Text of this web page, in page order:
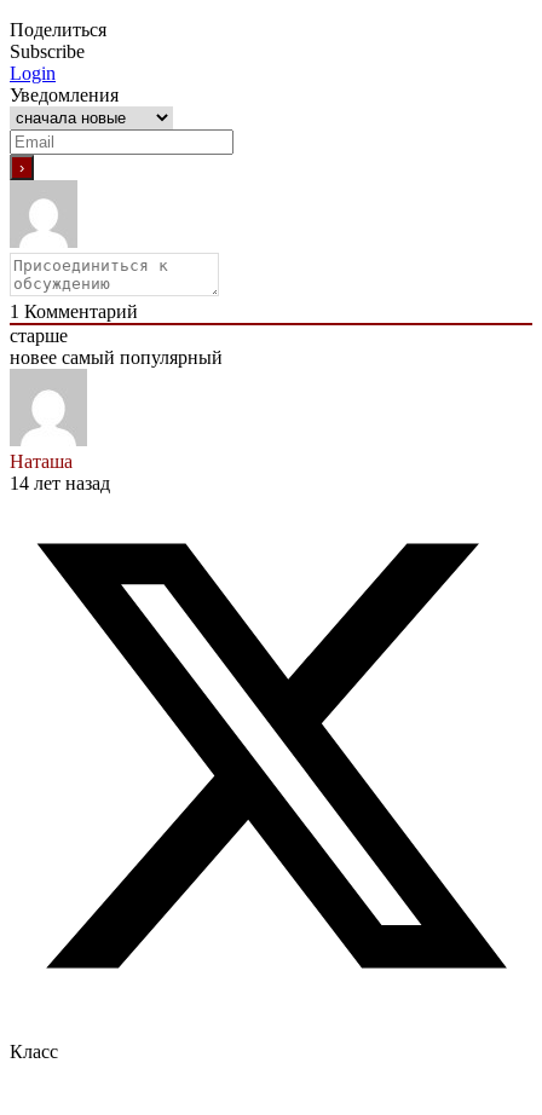
Поделиться
Subscribe
Login
Уведомления
1 Комментарий
старше
новее самый популярный
Наташа
14 лет назад
Класс